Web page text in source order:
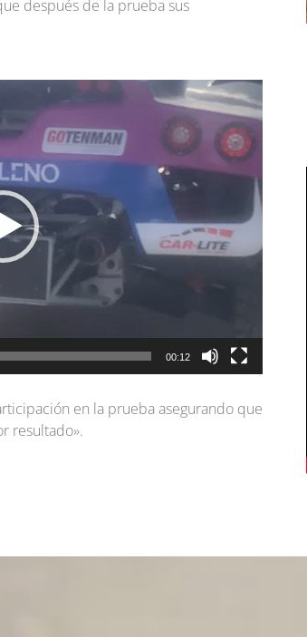
después de la prueba sus
00:12
en la prueba asegurando que
resultado».